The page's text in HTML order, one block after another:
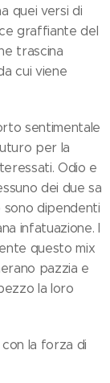
quei versi di
graffiante del
trascina
cui viene
sentimentale
per la
Odio e
dei due sa
dipendenti
infatuazione. I
questo mix
pazzia e
la loro
la forza di